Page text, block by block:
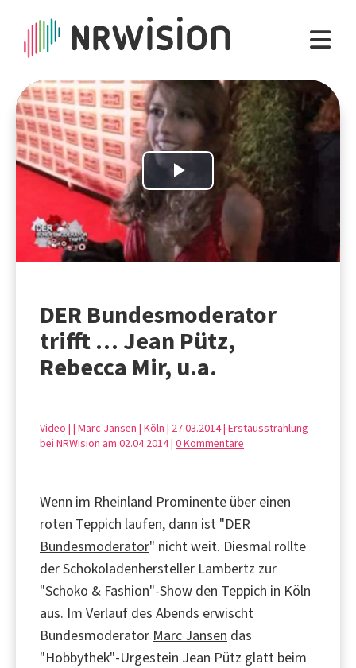
Play
Video
DER Bundesmoderator
trifft … Jean Pütz,
Rebecca Mir, u.a.
Video | | Marc Jansen | Köln | 27.03.2014 | Erstausstrahlung
bei NRWision am 02.04.2014 | 0 Kommentare
Wenn im Rheinland Prominente über einen
roten Teppich laufen, dann ist "DER
Bundesmoderator" nicht weit. Diesmal rollte
der Schokoladenhersteller Lambertz zur
"Schoko & Fashion"-Show den Teppich in Köln
aus. Im Verlauf des Abends erwischt
Bundesmoderator Marc Jansen das
"Hobbythek"-Urgestein Jean Pütz glatt beim